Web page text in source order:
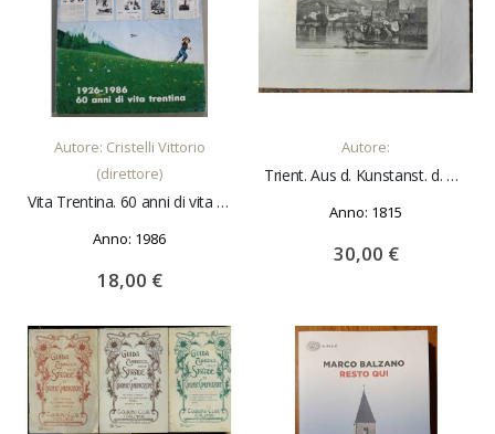
AGGIUNGI AL CARRELLO
Autore: Cristelli Vittorio
(direttore)
Vita Trentina. 60 anni di vita trentina 1926-1986. Numero speciale commemorativo
Anno: 1986
18,00 €
AGGIUNGI AL CARRELLO
Autore:
Trient. Aus d. Kunstanst. d. Bibliogr. Inst. in Hildbh.
Anno: 1815
30,00 €